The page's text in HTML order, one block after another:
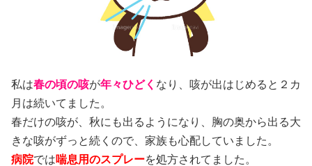
私は春の頃の咳が年々ひどく なり、咳が出はじめると２カ
月は続いてました。
春だけの咳が、秋にも出るようになり、胸の奥から出る大
きな咳がずっと続くので、家族も心配していました。
病院では喘息用のスプレーを処方されてました。